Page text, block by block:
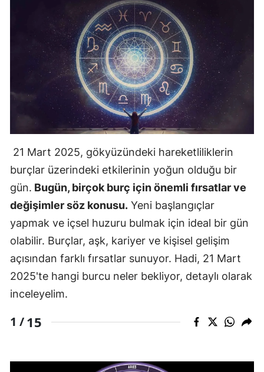
21 Mart 2025, gökyüzündeki hareketliliklerin
burçlar üzerindeki etkilerinin yoğun olduğu bir
gün. Bugün, birçok burç için önemli fırsatlar ve
değişimler söz konusu. Yeni başlangıçlar
yapmak ve içsel huzuru bulmak için ideal bir gün
olabilir. Burçlar, aşk, kariyer ve kişisel gelişim
açısından farklı fırsatlar sunuyor. Hadi, 21 Mart
2025'te hangi burcu neler bekliyor, detaylı olarak
inceleyelim.
1 /15